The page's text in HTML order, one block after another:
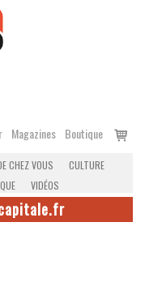
Magazines Boutique
Voir
CHEZ VOUS
CULTURE
VIDÉOS